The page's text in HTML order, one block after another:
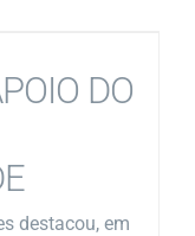
DO
destacou, em